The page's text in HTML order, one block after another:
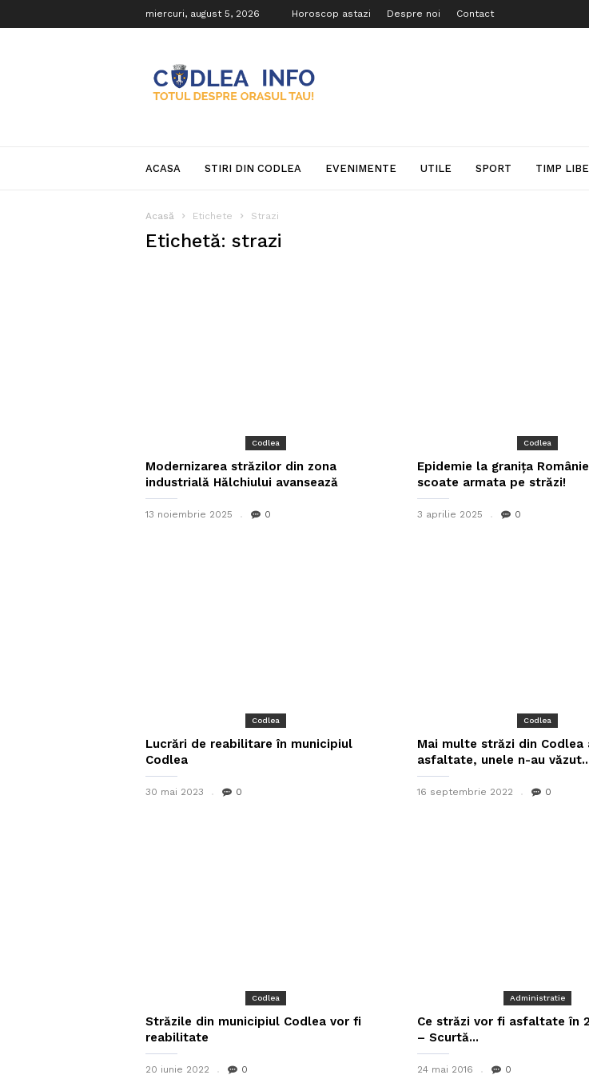
miercuri, august 5, 2026 Horoscop astazi Despre noi Contact
Info
ACASA STIRI DIN CODLEA EVENIMENTE UTILE SPORT TIMP
Acasă Etichete Strazi
Etichetă: strazi
Codlea
Modernizarea străzilor din zona
industrială Hălchiului avansează
13 noiembrie 2025 0
Codlea
Epidemie la granița
scoate armata pe străzi!
3 aprilie 2025 0
Codlea
Lucrări de reabilitare în municipiul
Codlea
30 mai 2023 0
Codlea
Mai multe străzi din Codlea
asfaltate, unele n-au
16 septembrie 2022 0
Codlea
Străzile din municipiul Codlea vor fi
reabilitate
20 iunie 2022 0
Administratie
Ce străzi vor fi asfaltate în
– Scurtă...
24 mai 2016 0